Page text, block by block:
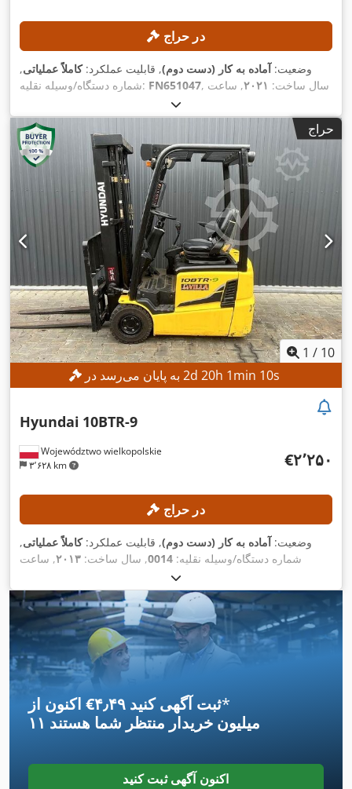
در حراج
وضعیت:آماده به کار (دست دوم), قابلیت عملکرد:کاملاً عملیاتی,
شماره دستگاه/وسیله نقلیه: FN651047 , سال ساخت: ۲۰۲۱, ساعت
, برداشت آزاد:
۱٬۵۳۵ میلی‌متر
, نوع دکل:تریپلکس, ارتفاع سازه:۲٬۱۲۵ میلی‌متر
,
تجهیزات:
جابجایی جانبی حراج
1 / 10
به پایان می‌رسد در2d20h1min8s
Województwo wielkopolskie
۳٬۶۲۸ km
Hyundai 10BTR-9
‎€۲٬۲۵۰
در حراج
وضعیت:آماده به کار (دست دوم), قابلیت عملکرد:کاملاً عملیاتی,
شماره دستگاه/وسیله نقلیه: 0014, سال ساخت: ۲۰۱۳, ساعت
, ارتفاع بالابری:
میلی‌متر, برداشت آزاد:۱٬۶۱۴ میلی‌متر , نوع سوخت:برقی, نوع دکل:
تریپلکس,
اکنون از ‎€۴٫۴۹ ثبت آگهی کنید*
۱۱ میلیون خریدار منتظر شما هستند
اکنون آگهی ثبت کنید